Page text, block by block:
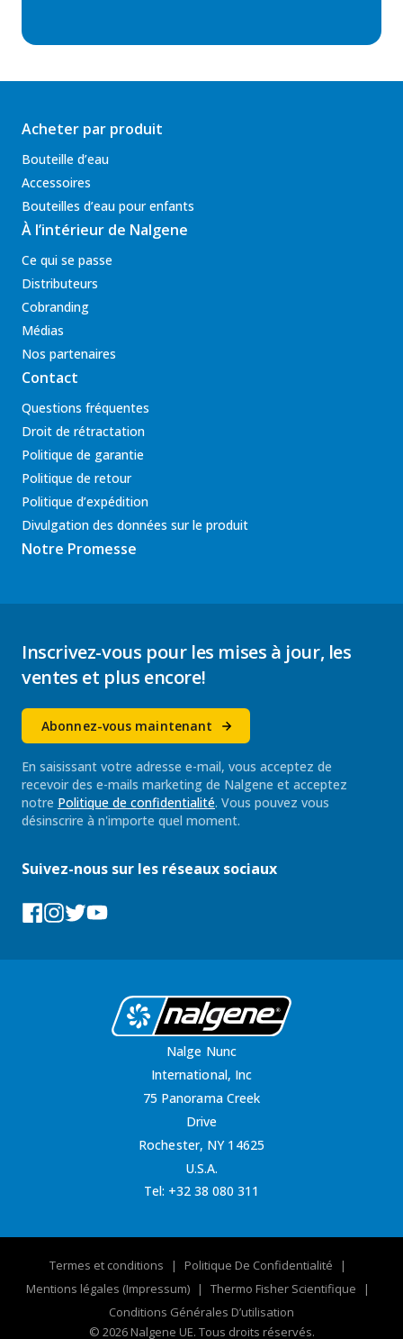
Acheter par produit
Bouteille d’eau
Accessoires
Bouteilles d’eau pour enfants
À l’intérieur de Nalgene
Ce qui se passe
Distributeurs
Cobranding
Médias
Nos partenaires
Contact
Questions fréquentes
Droit de rétractation
Politique de garantie
Politique de retour
Politique d’expédition
Divulgation des données sur le produit
Notre Promesse
Inscrivez-vous pour les mises à jour, les
ventes et plus encore!
Abonnez-vous maintenant
En saisissant votre adresse e-mail, vous acceptez de
recevoir des e-mails marketing de Nalgene et acceptez
notre Politique de confidentialité. Vous pouvez vous
désinscrire à n'importe quel moment.
Suivez-nous sur les réseaux sociaux
Facebook
Instagram
Tumblr
YouTube
Nalge Nunc
International, Inc
75 Panorama Creek
Drive
Rochester, NY 14625
U.S.A.
Tel: +32 38 080 311
Termes et conditions
Politique De Confidentialité
Mentions légales (Impressum)
Thermo Fisher Scientifique
Conditions Générales D’utilisation
© 2026 Nalgene UE. Tous droits réservés.